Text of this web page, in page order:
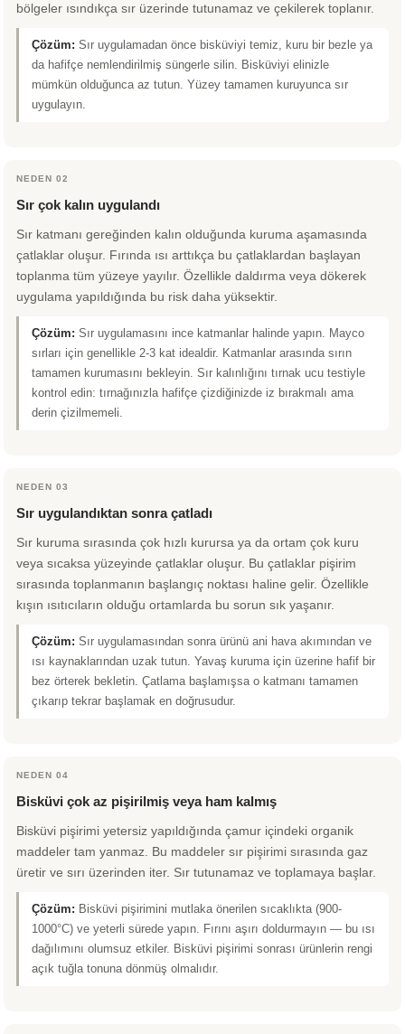
°C
1046 °C
- 1046 °C
°C
999 - 1222 °C
1305 °C
bölgeler ısındıkça sır üzerinde tutunamaz ve çekilerek toplanır.
Çözüm: Sır uygulamadan önce bisküviyi temiz, kuru bir bezle ya
da hafifçe nemlendirilmiş süngerle silin. Bisküviyi elinizle
mümkün olduğunca az tutun. Yüzey tamamen kuruyunca sır
uygulayın.
NEDEN 02
Sır çok kalın uygulandı
Sır katmanı gereğinden kalın olduğunda kuruma aşamasında
çatlaklar oluşur. Fırında ısı arttıkça bu çatlaklardan başlayan
toplanma tüm yüzeye yayılır. Özellikle daldırma veya dökerek
uygulama yapıldığında bu risk daha yüksektir.
Çözüm: Sır uygulamasını ince katmanlar halinde yapın. Mayco
sırları için genellikle 2-3 kat idealdir. Katmanlar arasında sırın
tamamen kurumasını bekleyin. Sır kalınlığını tırnak ucu testiyle
kontrol edin: tırnağınızla hafifçe çizdiğinizde iz bırakmalı ama
derin çizilmemeli.
NEDEN 03
Sır uygulandıktan sonra çatladı
Sır kuruma sırasında çok hızlı kurursa ya da ortam çok kuru
veya sıcaksa yüzeyinde çatlaklar oluşur. Bu çatlaklar pişirim
sırasında toplanmanın başlangıç noktası haline gelir. Özellikle
kışın ısıtıcıların olduğu ortamlarda bu sorun sık yaşanır.
Çözüm: Sır uygulamasından sonra ürünü ani hava akımından ve
ısı kaynaklarından uzak tutun. Yavaş kuruma için üzerine hafif bir
bez örterek bekletin. Çatlama başlamışsa o katmanı tamamen
çıkarıp tekrar başlamak en doğrusudur.
NEDEN 04
Bisküvi çok az pişirilmiş veya ham kalmış
Bisküvi pişirimi yetersiz yapıldığında çamur içindeki organik
maddeler tam yanmaz. Bu maddeler sır pişirimi sırasında gaz
üretir ve sırı üzerinden iter. Sır tutunamaz ve toplamaya başlar.
Çözüm: Bisküvi pişirimini mutlaka önerilen sıcaklıkta (900-
1000°C) ve yeterli sürede yapın. Fırını aşırı doldurmayın — bu ısı
dağılımını olumsuz etkiler. Bisküvi pişirimi sonrası ürünlerin rengi
açık tuğla tonuna dönmüş olmalıdır.